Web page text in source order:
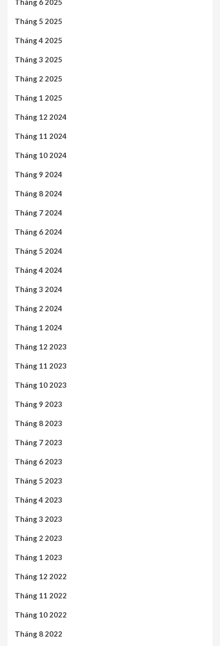
Tháng 6 2025
Tháng 5 2025
Tháng 4 2025
Tháng 3 2025
Tháng 2 2025
Tháng 1 2025
Tháng 12 2024
Tháng 11 2024
Tháng 10 2024
Tháng 9 2024
Tháng 8 2024
Tháng 7 2024
Tháng 6 2024
Tháng 5 2024
Tháng 4 2024
Tháng 3 2024
Tháng 2 2024
Tháng 1 2024
Tháng 12 2023
Tháng 11 2023
Tháng 10 2023
Tháng 9 2023
Tháng 8 2023
Tháng 7 2023
Tháng 6 2023
Tháng 5 2023
Tháng 4 2023
Tháng 3 2023
Tháng 2 2023
Tháng 1 2023
Tháng 12 2022
Tháng 11 2022
Tháng 10 2022
Tháng 8 2022